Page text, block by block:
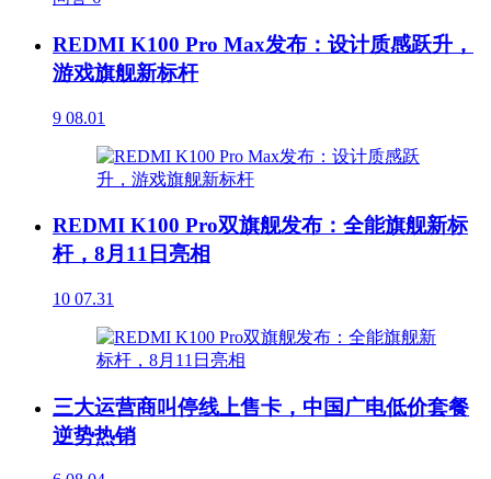
REDMI K100 Pro Max发布：设计质感跃升，
游戏旗舰新标杆
9 08.01
REDMI K100 Pro双旗舰发布：全能旗舰新标
杆，8月11日亮相
10 07.31
三大运营商叫停线上售卡，中国广电低价套餐
逆势热销